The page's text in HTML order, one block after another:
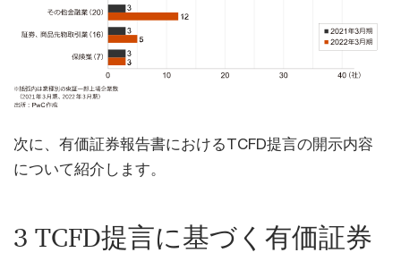
次に、有価証券報告書におけるTCFD提言の開示内容
について紹介します。
3 TCFD提言に基づく有価証券